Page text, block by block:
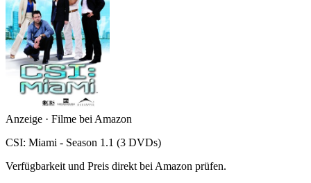
Anzeige · Filme bei Amazon
CSI: Miami - Season 1.1 (3 DVDs)
Verfügbarkeit und Preis direkt bei Amazon prüfen.